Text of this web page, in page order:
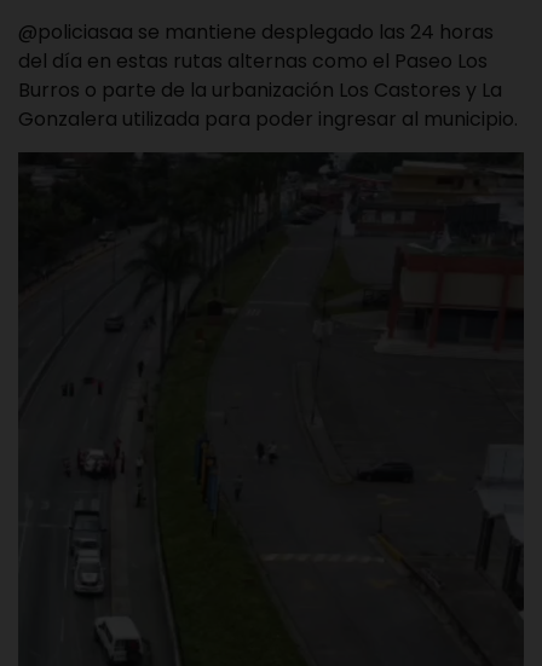
@policiasaa se mantiene desplegado las 24 horas
del día en estas rutas alternas como el Paseo Los
Burros o parte de la urbanización Los Castores y La
Gonzalera utilizada para poder ingresar al municipio.